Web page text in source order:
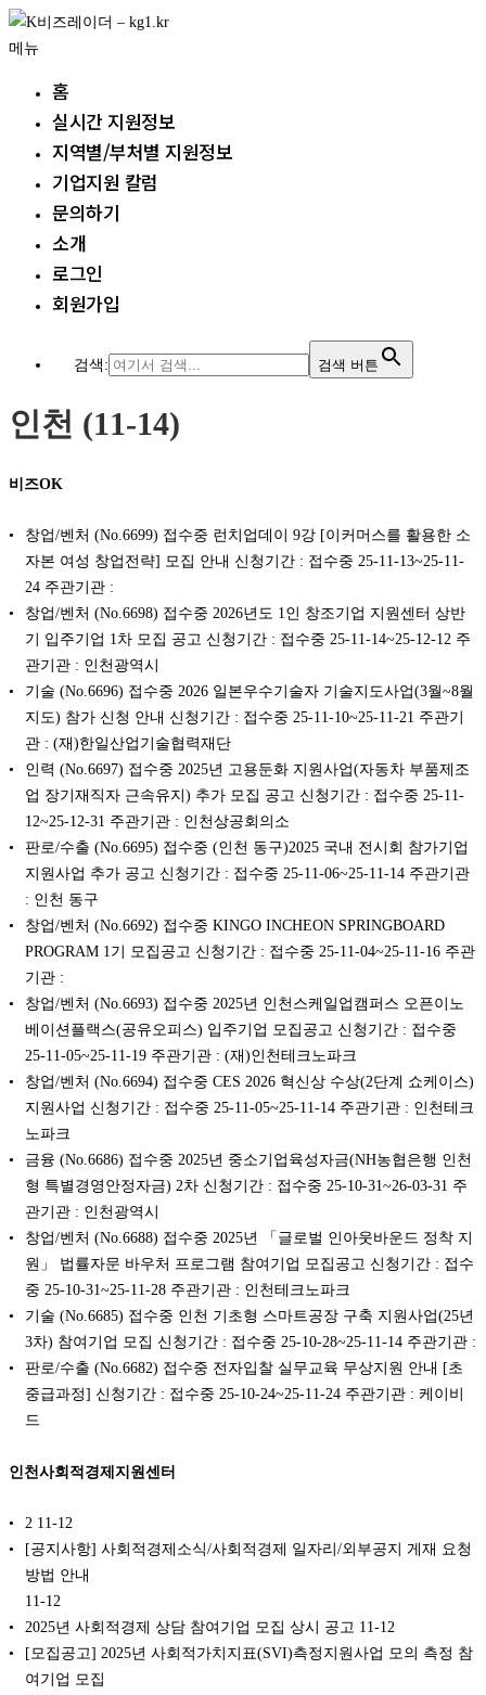
내
용
메뉴
홈
실시간 지원정보
지역별/부처별 지원정보
기업지원 칼럼
문의하기
소개
로그인
회원가입
검색: 검색 버튼
인천 (11-14)
비즈OK
창업/벤처 (No.6699) 접수중 런치업데이 9강 [이커머스를 활용한 소
자본 여성 창업전략] 모집 안내 신청기간 : 접수중 25-11-13~25-11-
24 주관기관 :
창업/벤처 (No.6698) 접수중 2026년도 1인 창조기업 지원센터 상반
기 입주기업 1차 모집 공고 신청기간 : 접수중 25-11-14~25-12-12 주
관기관 : 인천광역시
기술 (No.6696) 접수중 2026 일본우수기술자 기술지도사업(3월~8월
지도) 참가 신청 안내 신청기간 : 접수중 25-11-10~25-11-21 주관기
관 : (재)한일산업기술협력재단
인력 (No.6697) 접수중 2025년 고용둔화 지원사업(자동차 부품제조
업 장기재직자 근속유지) 추가 모집 공고 신청기간 : 접수중 25-11-
12~25-12-31 주관기관 : 인천상공회의소
판로/수출 (No.6695) 접수중 (인천 동구)2025 국내 전시회 참가기업
지원사업 추가 공고 신청기간 : 접수중 25-11-06~25-11-14 주관기관
: 인천 동구
창업/벤처 (No.6692) 접수중 KINGO INCHEON SPRINGBOARD
PROGRAM 1기 모집공고 신청기간 : 접수중 25-11-04~25-11-16 주관
기관 :
창업/벤처 (No.6693) 접수중 2025년 인천스케일업캠퍼스 오픈이노
베이션플랙스(공유오피스) 입주기업 모집공고 신청기간 : 접수중
25-11-05~25-11-19 주관기관 : (재)인천테크노파크
창업/벤처 (No.6694) 접수중 CES 2026 혁신상 수상(2단계 쇼케이스)
지원사업 신청기간 : 접수중 25-11-05~25-11-14 주관기관 : 인천테크
노파크
금융 (No.6686) 접수중 2025년 중소기업육성자금(NH농협은행 인천
형 특별경영안정자금) 2차 신청기간 : 접수중 25-10-31~26-03-31 주
관기관 : 인천광역시
창업/벤처 (No.6688) 접수중 2025년 「글로벌 인아웃바운드 정착 지
원」 법률자문 바우처 프로그램 참여기업 모집공고 신청기간 : 접수
중 25-10-31~25-11-28 주관기관 : 인천테크노파크
기술 (No.6685) 접수중 인천 기초형 스마트공장 구축 지원사업(25년
3차) 참여기업 모집 신청기간 : 접수중 25-10-28~25-11-14 주관기관 :
판로/수출 (No.6682) 접수중 전자입찰 실무교육 무상지원 안내 [초
중급과정] 신청기간 : 접수중 25-10-24~25-11-24 주관기관 : 케이비
드
인천사회적경제지원센터
2 11-12
[공지사항] 사회적경제소식/사회적경제 일자리/외부공지 게재 요청
방법 안내
11-12
2025년 사회적경제 상담 참여기업 모집 상시 공고 11-12
[모집공고] 2025년 사회적가치지표(SVI)측정지원사업 모의 측정 참
여기업 모집